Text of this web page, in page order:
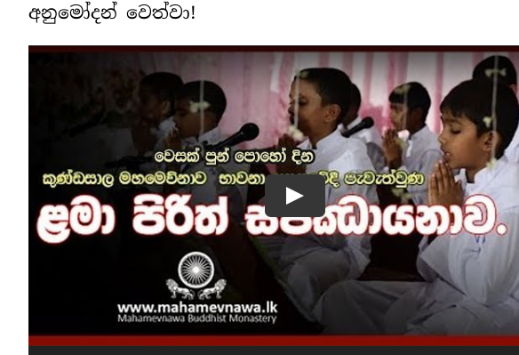
අනුමෝදන් වෙත්වා!